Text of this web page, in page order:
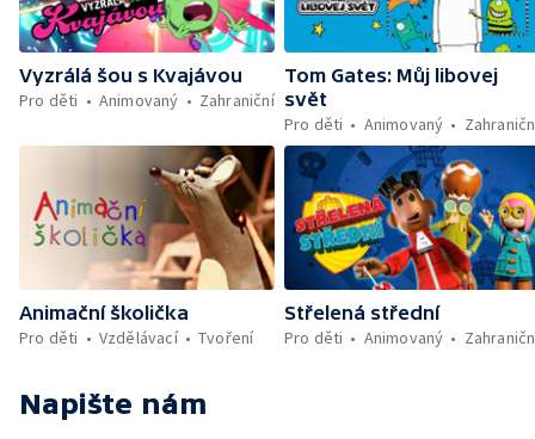
Vyzrálá šou s Kvajávou
Pro děti
Animovaný Zahraniční
Tom Gates: Můj libovej
svět
Pro děti
Animovaný
Animační školička
Pro děti
Vzdělávací Tvoření
Střelená střední
Pro děti
Animovaný
Napište nám